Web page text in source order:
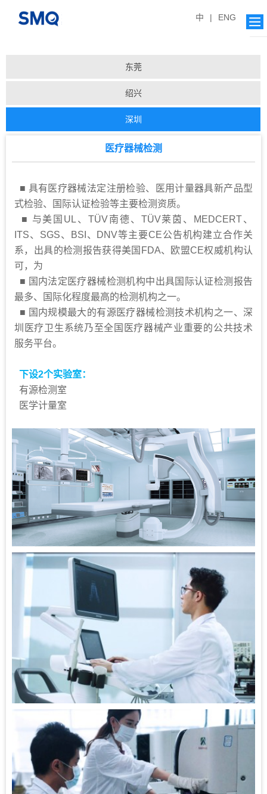
ENG
|
中
东莞
绍兴
深圳
计量强检
医疗器械检测
新能源检测
食品检测
电子电器检测
环保检测
轻工产品与化学材料检测
医疗器械检测
■ 具有医疗器械法定注册检验、医用计量器具新产品型
式检验、国际认证检验等主要检测资质。
■ 与美国UL、TÜV南德、TÜV莱茵、MEDCERT、
ITS、SGS、BSI、DNV等主要CE公告机构建立合作关
系，出具的检测报告获得美国FDA、欧盟CE权威机构认
可，为
■ 国内法定医疗器械检测机构中出具国际认证检测报告
最多、国际化程度最高的检测机构之一。
■ 国内规模最大的有源医疗器械检测技术机构之一、深
圳医疗卫生系统乃至全国医疗器械产业重要的公共技术
服务平台。
下设2个实验室：
有源检测室
医学计量室